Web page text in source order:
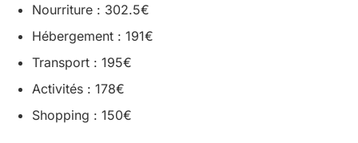
Nourriture : 302.5€
Hébergement : 191€
Transport : 195€
Activités : 178€
Shopping : 150€